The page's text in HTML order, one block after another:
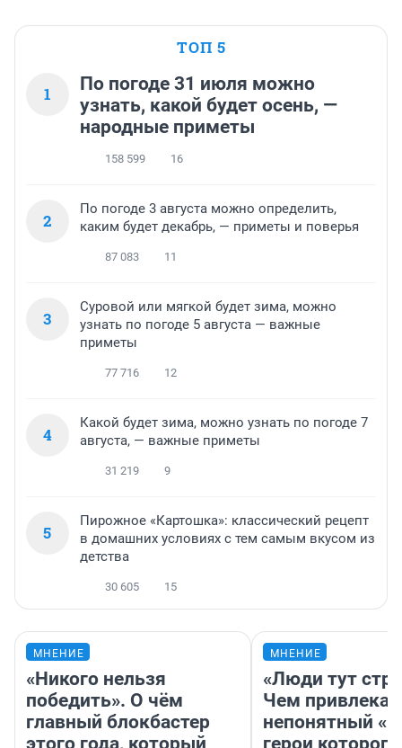
ТОП 5
1
По погоде 31 июля можно
узнать, какой будет осень, —
народные приметы
158 599 16
2
По погоде 3 августа можно определить,
каким будет декабрь, — приметы и поверья
87 083 11
3
Суровой или мягкой будет зима, можно
узнать по погоде 5 августа — важные
приметы
77 716 12
4
Какой будет зима, можно узнать по погоде 7
августа, — важные приметы
31 219 9
5
Пирожное «Картошка»: классический рецепт
в домашних условиях с тем самым вкусом из
детства
30 605 15
МНЕНИЕ
«Никого нельзя
победить». О чём
главный блокбастер
этого года, который
МНЕНИЕ
«Люди тут
Чем
непонятный
герои которого